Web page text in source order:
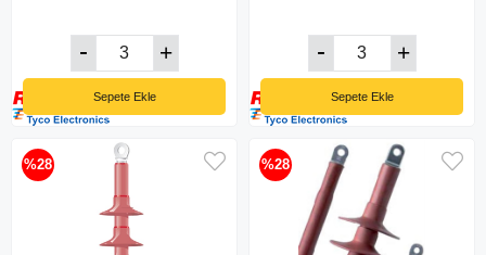
Sepete Ekle Sepete Ekle
%28 %28